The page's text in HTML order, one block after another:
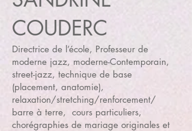
COUDERC
Directrice de l’école, Professeur de
moderne jazz, moderne-Contemporain,
street-jazz, technique de base
(placement, anatomie),
relaxation/stretching/renforcement/
barre à terre, cours particuliers,
chorégraphies de mariage originales et